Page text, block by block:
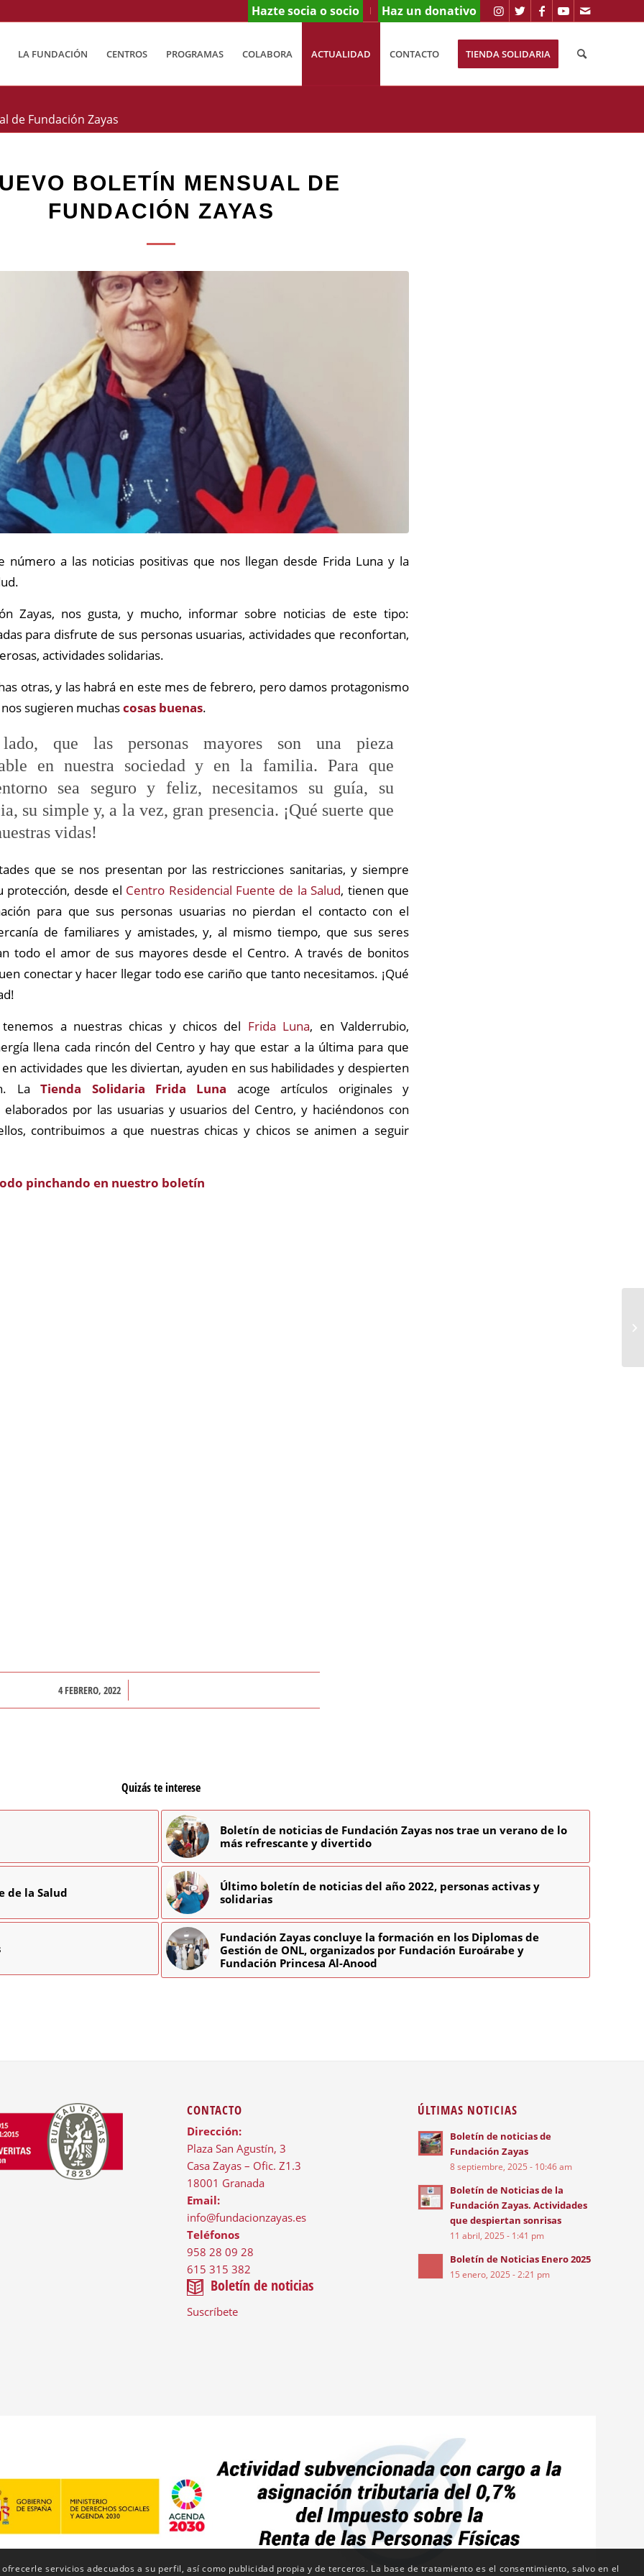
Hazte socia o socio Haz un donativo
LA FUNDACIÓN CENTROS PROGRAMAS COLABORA ACTUALIDAD CONTACTO TIENDA SOLIDARIA
de Fundación Zayas
BOLETÍN MENSUAL DE
FUNDACIÓN ZAYAS
número a las noticias positivas que nos llegan desde Frida Luna y la
Zayas, nos gusta, y mucho, informar sobre noticias de este tipo:
para disfrute de sus personas usuarias, actividades que reconfortan,
actividades solidarias.
otras, y las habrá en este mes de febrero, pero damos protagonismo
sugieren muchascosas buenas.
que las personas mayores son una pieza
en nuestra sociedad y en la familia. Para que
sea seguro y feliz, necesitamos su guía, su
su simple y, a la vez, gran presencia. ¡Qué suerte que
vidas!
que se nos presentan por las restricciones sanitarias, y siempre
protección, desde el Centro Residencial Fuente de la Salud, tienen que
para que sus personas usuarias no pierdan el contacto con el
de familiares y amistades, y, al mismo tiempo, que sus seres
todo el amor de sus mayores desde el Centro. A través de bonitos
conectar y hacer llegar todo ese cariño que tanto necesitamos. ¡Qué
a nuestras chicas y chicos del Frida Luna, en Valderrubio,
llena cada rincón del Centro y hay que estar a la última para que
actividades que les diviertan, ayuden en sus habilidades y despierten
LaTienda Solidaria Frida Luna acoge artículos originales y
elaborados por las usuarias y usuarios del Centro, y haciéndonos con
contribuimos a que nuestras chicas y chicos se animen a seguir
pinchando en nuestro boletín
4 FEBRERO, 2022
/
Quizás te interese
Boletín de noticias de Fundación Zayas nos trae un verano de lo
más refrescante y divertido
de la Salud
Último boletín de noticias del año 2022, personas activas y
solidarias
Fundación Zayas concluye la formación en los Diplomas de
Gestión de ONL, organizados por Fundación Euroárabe y
Fundación Princesa Al-Anood
CONTACTO
Dirección:
Plaza San Agustín, 3
Casa Zayas – Ofic. Z1.3
18001 Granada
Email:
info@fundacionzayas.es
Teléfonos
958 28 09 28
615 315 382
Boletín de noticias
Suscríbete
ÚLTIMAS NOTICIAS
Boletín de noticias de
Fundación Zayas
8 septiembre, 2025 - 10:46 am
Boletín de Noticias de la
Fundación Zayas. Actividades
que despiertan sonrisas
11 abril, 2025 - 1:41 pm
Boletín de Noticias Enero 2025
15 enero, 2025 - 2:21 pm
servicios adecuados a su perfil, así como publicidad propia y de terceros. La base de tratamiento es el consentimiento, salvo en el